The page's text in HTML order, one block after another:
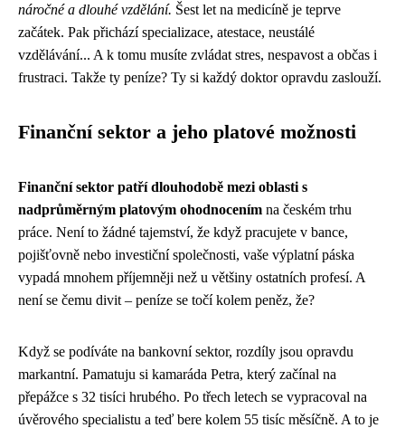
náročné a dlouhé vzdělání. Šest let na medicíně je teprve
začátek. Pak přichází specializace, atestace, neustálé
vzdělávání... A k tomu musíte zvládat stres, nespavost a občas i
frustraci. Takže ty peníze? Ty si každý doktor opravdu zaslouží.
Finanční sektor a jeho platové možnosti
Finanční sektor patří dlouhodobě mezi oblasti s
nadprůměrným platovým ohodnocením na českém trhu
práce. Není to žádné tajemství, že když pracujete v bance,
pojišťovně nebo investiční společnosti, vaše výplatní páska
vypadá mnohem příjemněji než u většiny ostatních profesí. A
není se čemu divit – peníze se točí kolem peněz, že?
Když se podíváte na bankovní sektor, rozdíly jsou opravdu
markantní. Pamatuju si kamaráda Petra, který začínal na
přepážce s 32 tisíci hrubého. Po třech letech se vypracoval na
úvěrového specialistu a teď bere kolem 55 tisíc měsíčně. A to je